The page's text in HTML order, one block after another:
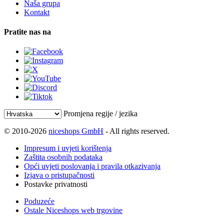
Naša grupa
Kontakt
Pratite nas na
Promjena regije / jezika
© 2010-2026 niceshops GmbH - All rights reserved.
Impresum i uvjeti korištenja
Zaštita osobnih podataka
Opći uvjeti poslovanja i pravila otkazivanja
Izjava o pristupačnosti
Postavke privatnosti
Poduzeće
Ostale Niceshops web trgovine